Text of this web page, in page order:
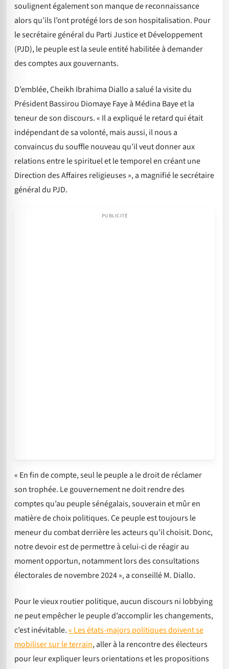
soulignent également son manque de reconnaissance
alors qu’ils l’ont protégé lors de son hospitalisation. Pour
le secrétaire général du Parti Justice et Développement
(PJD), le peuple est la seule entité habilitée à demander
des comptes aux gouvernants.
D’emblée, Cheikh Ibrahima Diallo a salué la visite du
Président Bassirou Diomaye Faye à Médina Baye et la
teneur de son discours. « Il a expliqué le retard qui était
indépendant de sa volonté, mais aussi, il nous a
convaincus du souffle nouveau qu’il veut donner aux
relations entre le spirituel et le temporel en créant une
Direction des Affaires religieuses », a magnifié le secrétaire
général du PJD.
« En fin de compte, seul le peuple a le droit de réclamer
son trophée. Le gouvernement ne doit rendre des
comptes qu’au peuple sénégalais, souverain et mûr en
matière de choix politiques. Ce peuple est toujours le
meneur du combat derrière les acteurs qu’il choisit. Donc,
notre devoir est de permettre à celui-ci de réagir au
moment opportun, notamment lors des consultations
électorales de novembre 2024 », a conseillé M. Diallo.
Pour le vieux routier politique, aucun discours ni lobbying
ne peut empêcher le peuple d’accomplir les changements,
c’est inévitable.« Les états-majors politiques doivent se
mobiliser sur le terrain, aller à la rencontre des électeurs
pour leur expliquer leurs orientations et les propositions